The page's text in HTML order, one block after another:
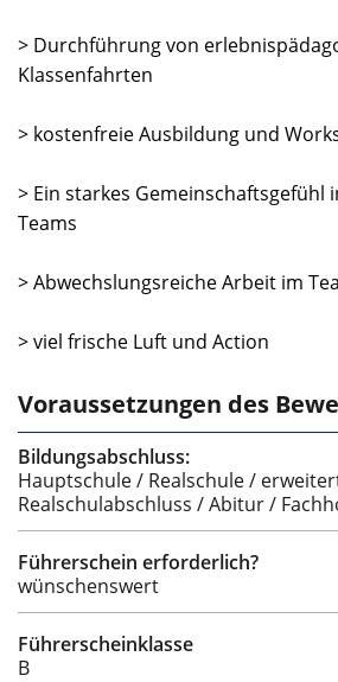
> Durchführung von
Klassenfahrten
> kostenfreie Ausbildung und
> Ein starkes Gemeinschaftsgefühl
Teams
> Abwechslungsreiche Arbeit im
> viel frische Luft und Action
Voraussetzungen des
Bildungsabschluss:
Hauptschule / Realschule /
Realschulabschluss / Abitur /
Führerschein erforderlich?
wünschenswert
Führerscheinklasse
B